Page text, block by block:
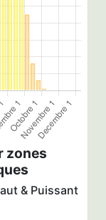
zones
& Puissant